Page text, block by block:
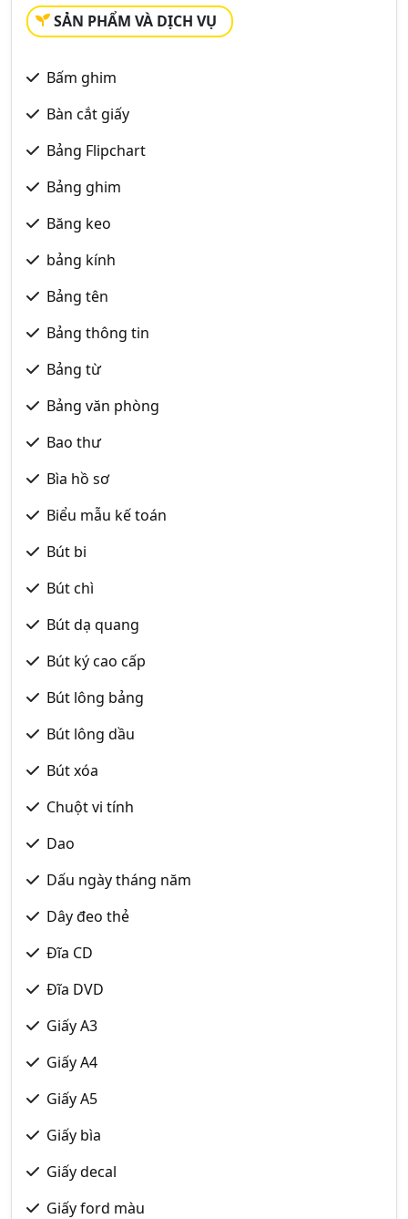
SẢN PHẨM VÀ DỊCH VỤ
Bấm ghim
Bàn cắt giấy
Bảng Flipchart
Bảng ghim
Băng keo
bảng kính
Bảng tên
Bảng thông tin
Bảng từ
Bảng văn phòng
Bao thư
Bìa hồ sơ
Biểu mẫu kế toán
Bút bi
Bút chì
Bút dạ quang
Bút ký cao cấp
Bút lông bảng
Bút lông dầu
Bút xóa
Chuột vi tính
Dao
Dấu ngày tháng năm
Dây đeo thẻ
Đĩa CD
Đĩa DVD
Giấy A3
Giấy A4
Giấy A5
Giấy bìa
Giấy decal
Giấy ford màu